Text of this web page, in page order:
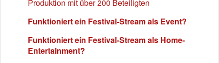
Produktion mit über 200 Beteiligten
Funktioniert ein Festival-Stream als Event?
Funktioniert ein Festival-Stream als Home-
Entertainment?